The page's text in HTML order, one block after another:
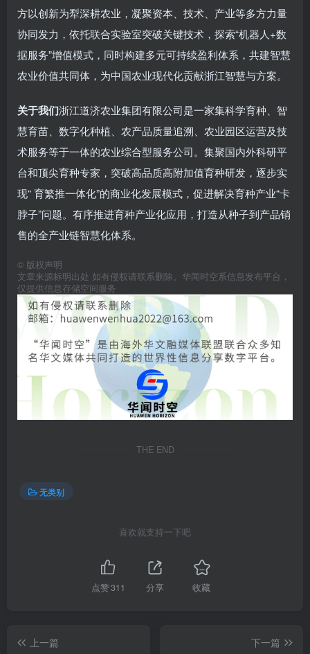
方以创新为犁深耕农业，凝聚资本、技术、产业等多方力量
协同发力，依托联合实验室突破关键技术，探索“机器人+数
据服务”增值模式，同时构建多元可持续盈利体系，共建智慧
农业价值共同体，为中国农业现代化贡献浙江智慧与方案。
关于我们浙江道济农业集团有限公司是一家集科学育种、智
慧育苗、数字化种植、农产品质量追溯、农业园区运营及技
术服务等于一体的农业综合型服务公司。集聚国内外科研平
台和顶尖育种专家，突破高品质高附加值育种研发，逐步实
现“ 育繁推一体化”的商业化发展模式，促进解决育种产业“卡
脖子”问题。有序推进育种产业化应用，打造从种子到产品销
售的全产业链智慧化体系。
© 版权声明
文章来源标明出处 如有侵权请联系删除。华闻时空系信息发布平台，
仅提供信息存储空间服务
THE END
无类别
喜欢就支持一下吧
点赞311 分享 收藏
上一篇
下一篇